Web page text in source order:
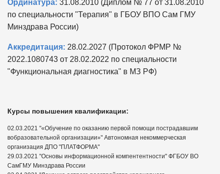
Ординатура: 31.08.2010 (Диплом № 77 от 31.08.2010
по специальности "Терапия" в ГБОУ ВПО Сам ГМУ
Минздрава России)
Аккредитация: 28.02.2027 (Протокол ФРМР №
2022.1080743 от 28.02.2022 по специальности
"Функциональная диагностика" в МЗ РФ)
Курсы повышения квалификации:
02.03.2021 "«Обучение по оказанию первой помощи пострадавшим
вобразовательной организации»" Автономная некоммерческая
организация ДПО "ПЛАТФОРМА"
29.03.2021 "Основы информационной компентентности" ФГБОУ ВО
СамГМУ Минздрава России